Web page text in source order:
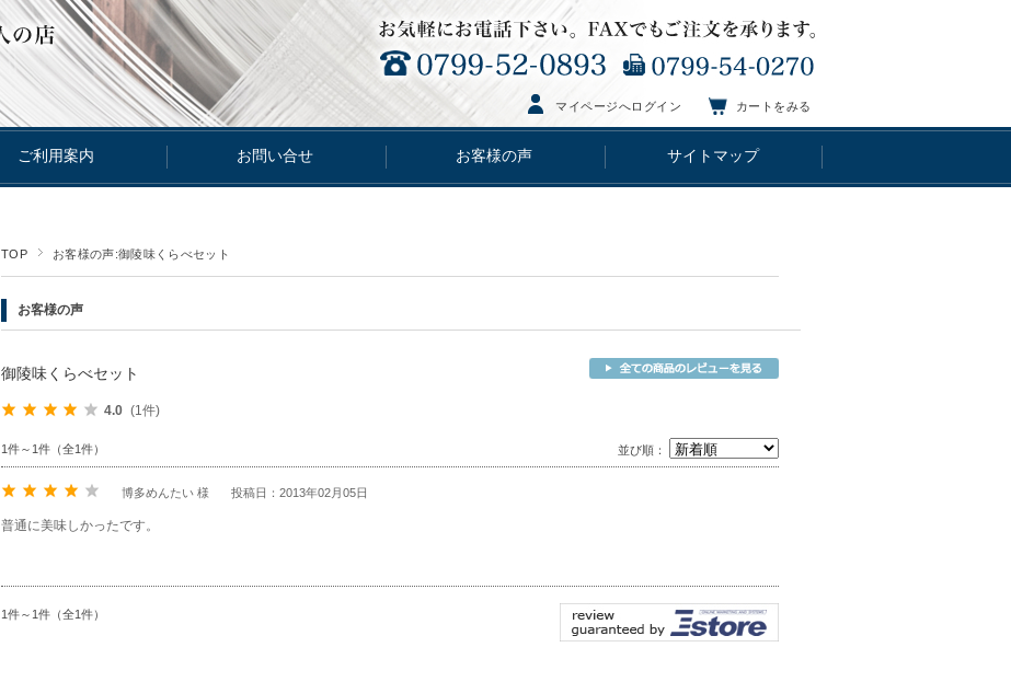
マイページへログイン カートをみる
ご利用案内 お問い合せ お客様の声 サイトマップ
TOP お客様の声:御陵味くらべセット
お客様の声
御陵味くらべセット
4.0 (1件)
1件～1件（全1件） 並び順：
博多めんたい 様 投稿日：2013年02月05日
普通に美味しかったです。
1件～1件（全1件）